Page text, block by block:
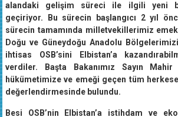
geçiriyor. Bu sürecin başlangıcı 2 yıl
sürecin tamamında milletvekillerimiz
Doğu ve Güneydoğu Anadolu
ihtisas OSB’sini Elbistan’a
verdiler. Başta Bakanımız Sayın
hükümetimize ve emeği geçen tüm
değerlendirmesinde bulundu.